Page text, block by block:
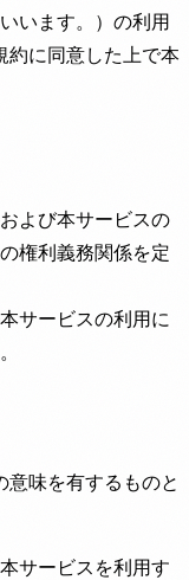
います。）の利用
約に同意した上で本
よび本サービスの
権利義務関係を定
サービスの利用に
意味を有するものと
サービスを利用す